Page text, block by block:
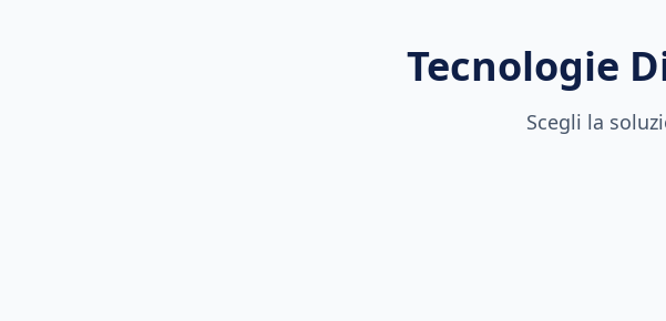
Tecnologie
Scegli la